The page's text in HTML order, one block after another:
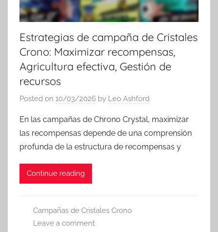
Estrategias de campaña de Cristales
Crono: Maximizar recompensas,
Agricultura efectiva, Gestión de
recursos
Posted on 10/03/2026 by Leo Ashford
En las campañas de Chrono Crystal, maximizar
las recompensas depende de una comprensión
profunda de la estructura de recompensas y
Continue reading
Campañas de Cristales Crono
Leave a comment